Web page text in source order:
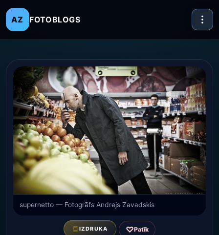
AZ FOTOBLOGS
supernetto — Fotogrāfs Andrejs Zavadskis
IZDRUKA ♡Patīk